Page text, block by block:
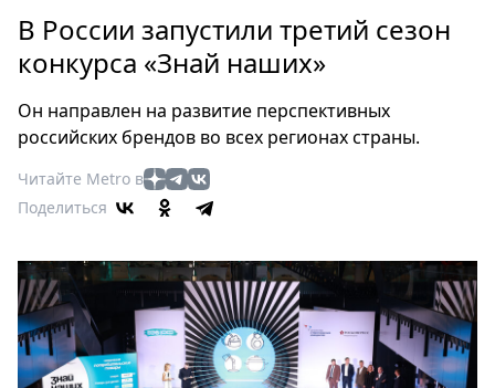
Россия
Мир
Еда
Туризм
Мода
Театр
Афиша
Книги
Выставки
Пресс-
В России запустили третий сезон
конкурса «Знай наших»
Он направлен на развитие перспективных
российских брендов во всех регионах страны.
Читайте Metro в
Поделиться